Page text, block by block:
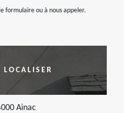
formulaire ou à nous appeler.
LOCALISER
Ainac